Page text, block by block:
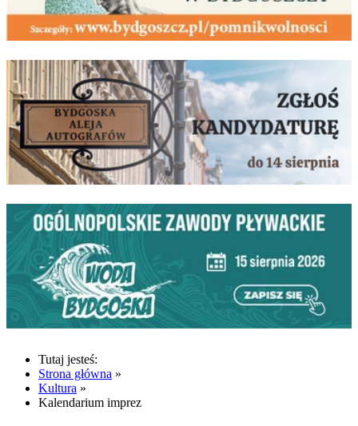
Tutaj jesteś:
Strona główna »
Kultura »
Kalendarium imprez